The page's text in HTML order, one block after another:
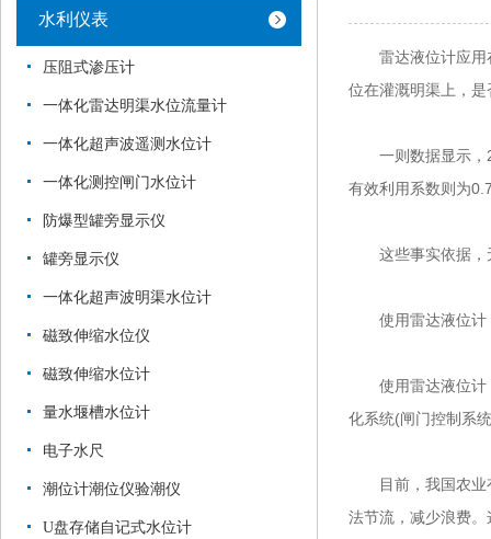
水利仪表
压阻式渗压计
一体化雷达明渠水位流量计
一体化超声波遥测水位计
一体化测控闸门水位计
防爆型罐旁显示仪
罐旁显示仪
一体化超声波明渠水位计
磁致伸缩水位仪
磁致伸缩水位计
量水堰槽水位计
电子水尺
潮位计潮位仪验潮仪
U盘存储自记式水位计
雷达液位计应用在
位在灌溉明渠上，
一则数据显示，
有效利用系数则为
这些事实依据，无
使用雷达液位计，
使用雷达液位计，
化系统(闸门控制系
目前，我国农业有
法节流，减少浪费